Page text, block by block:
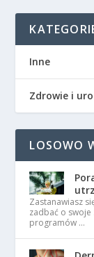
Inne
Zdrowie i
LOSOWO
Zastanawiasz
zadbać o
programów …